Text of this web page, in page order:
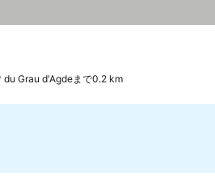
du Grau d'Agdeまで0.2 km